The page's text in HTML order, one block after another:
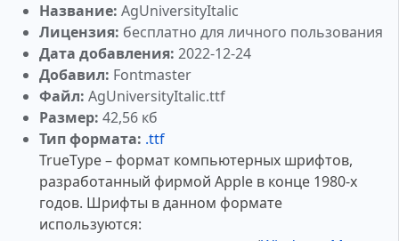
Название: AgUniversityItalic
Лицензия: бесплатно для личного пользования
Дата добавления: 2022-12-24
Добавил: Fontmaster
Файл: AgUniversityItalic.ttf
Размер: 42,56 кб
Тип формата: .ttf
TrueType – формат компьютерных шрифтов,
разработанный фирмой Apple в конце 1980-х
годов. Шрифты в данном формате
используются: